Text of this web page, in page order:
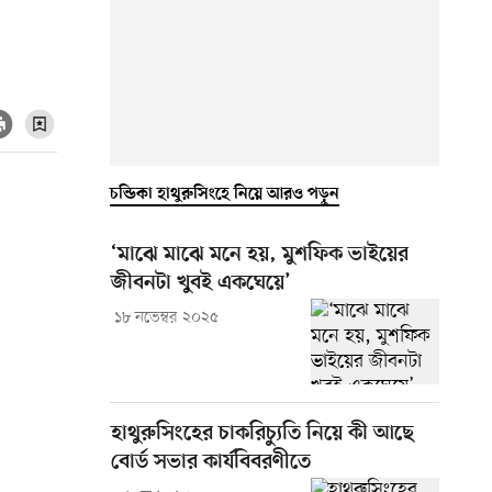
চন্ডিকা হাথুরুসিংহে নিয়ে আরও পড়ুন
‘মাঝে মাঝে মনে হয়, মুশফিক ভাইয়ের
জীবনটা খুবই একঘেয়ে’
১৮ নভেম্বর ২০২৫
হাথুরুসিংহের চাকরিচ্যুতি নিয়ে কী আছে
বোর্ড সভার কার্যবিবরণীতে